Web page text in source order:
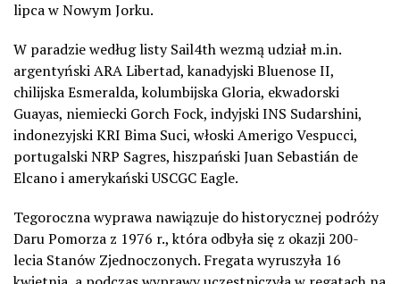
lipca w Nowym Jorku.
W paradzie według listy Sail4th wezmą udział m.in.
argentyński ARA Libertad, kanadyjski Bluenose II,
chilijska Esmeralda, kolumbijska Gloria, ekwadorski
Guayas, niemiecki Gorch Fock, indyjski INS Sudarshini,
indonezyjski KRI Bima Suci, włoski Amerigo Vespucci,
portugalski NRP Sagres, hiszpański Juan Sebastián de
Elcano i amerykański USCGC Eagle.
Tegoroczna wyprawa nawiązuje do historycznej podróży
Daru Pomorza z 1976 r., która odbyła się z okazji 200-
lecia Stanów Zjednoczonych. Fregata wyruszyła 16